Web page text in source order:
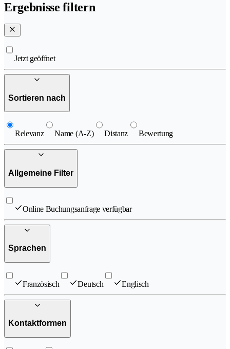
Ergebnisse filtern
Jetzt geöffnet
Sortieren nach
Relevanz Name (A-Z) Distanz Bewertung
Allgemeine Filter
Online Buchungsanfrage verfügbar
Sprachen
Französisch Deutsch Englisch
Kontaktformen